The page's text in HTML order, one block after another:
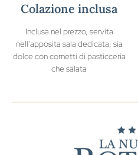
Colazione inclusa
Inclusa nel prezzo, servita
nell’apposita sala dedicata, sia
dolce con cornetti di pasticceria
che salata